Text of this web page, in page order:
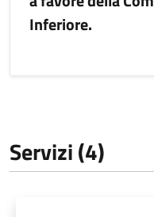
Inferiore.
Servizi (4)